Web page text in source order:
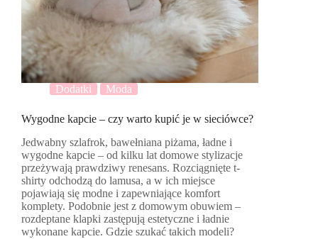
Dodatki Moda
Wygodne kapcie – czy warto kupić je w sieciówce?
Jedwabny szlafrok, bawełniana piżama, ładne i
wygodne kapcie – od kilku lat domowe stylizacje
przeżywają prawdziwy renesans. Rozciągnięte t-
shirty odchodzą do lamusa, a w ich miejsce
pojawiają się modne i zapewniające komfort
komplety. Podobnie jest z domowym obuwiem –
rozdeptane klapki zastępują estetyczne i ładnie
wykonane kapcie. Gdzie szukać takich modeli?